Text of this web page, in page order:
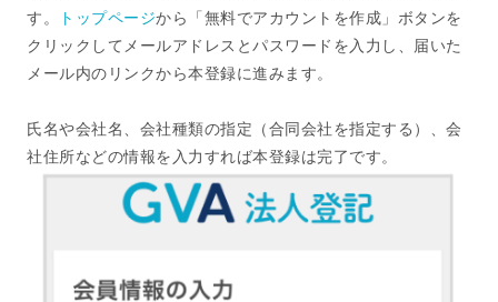
す。
トップページから「無料でアカウントを作成」ボタンを
クリックしてメールアドレスとパスワードを入力し、届いた
メール内のリンクから本登録に進みます。
氏名や会社名、会社種類の指定（合同会社を指定する）、会
社住所などの情報を入力すれば本登録は完了です。